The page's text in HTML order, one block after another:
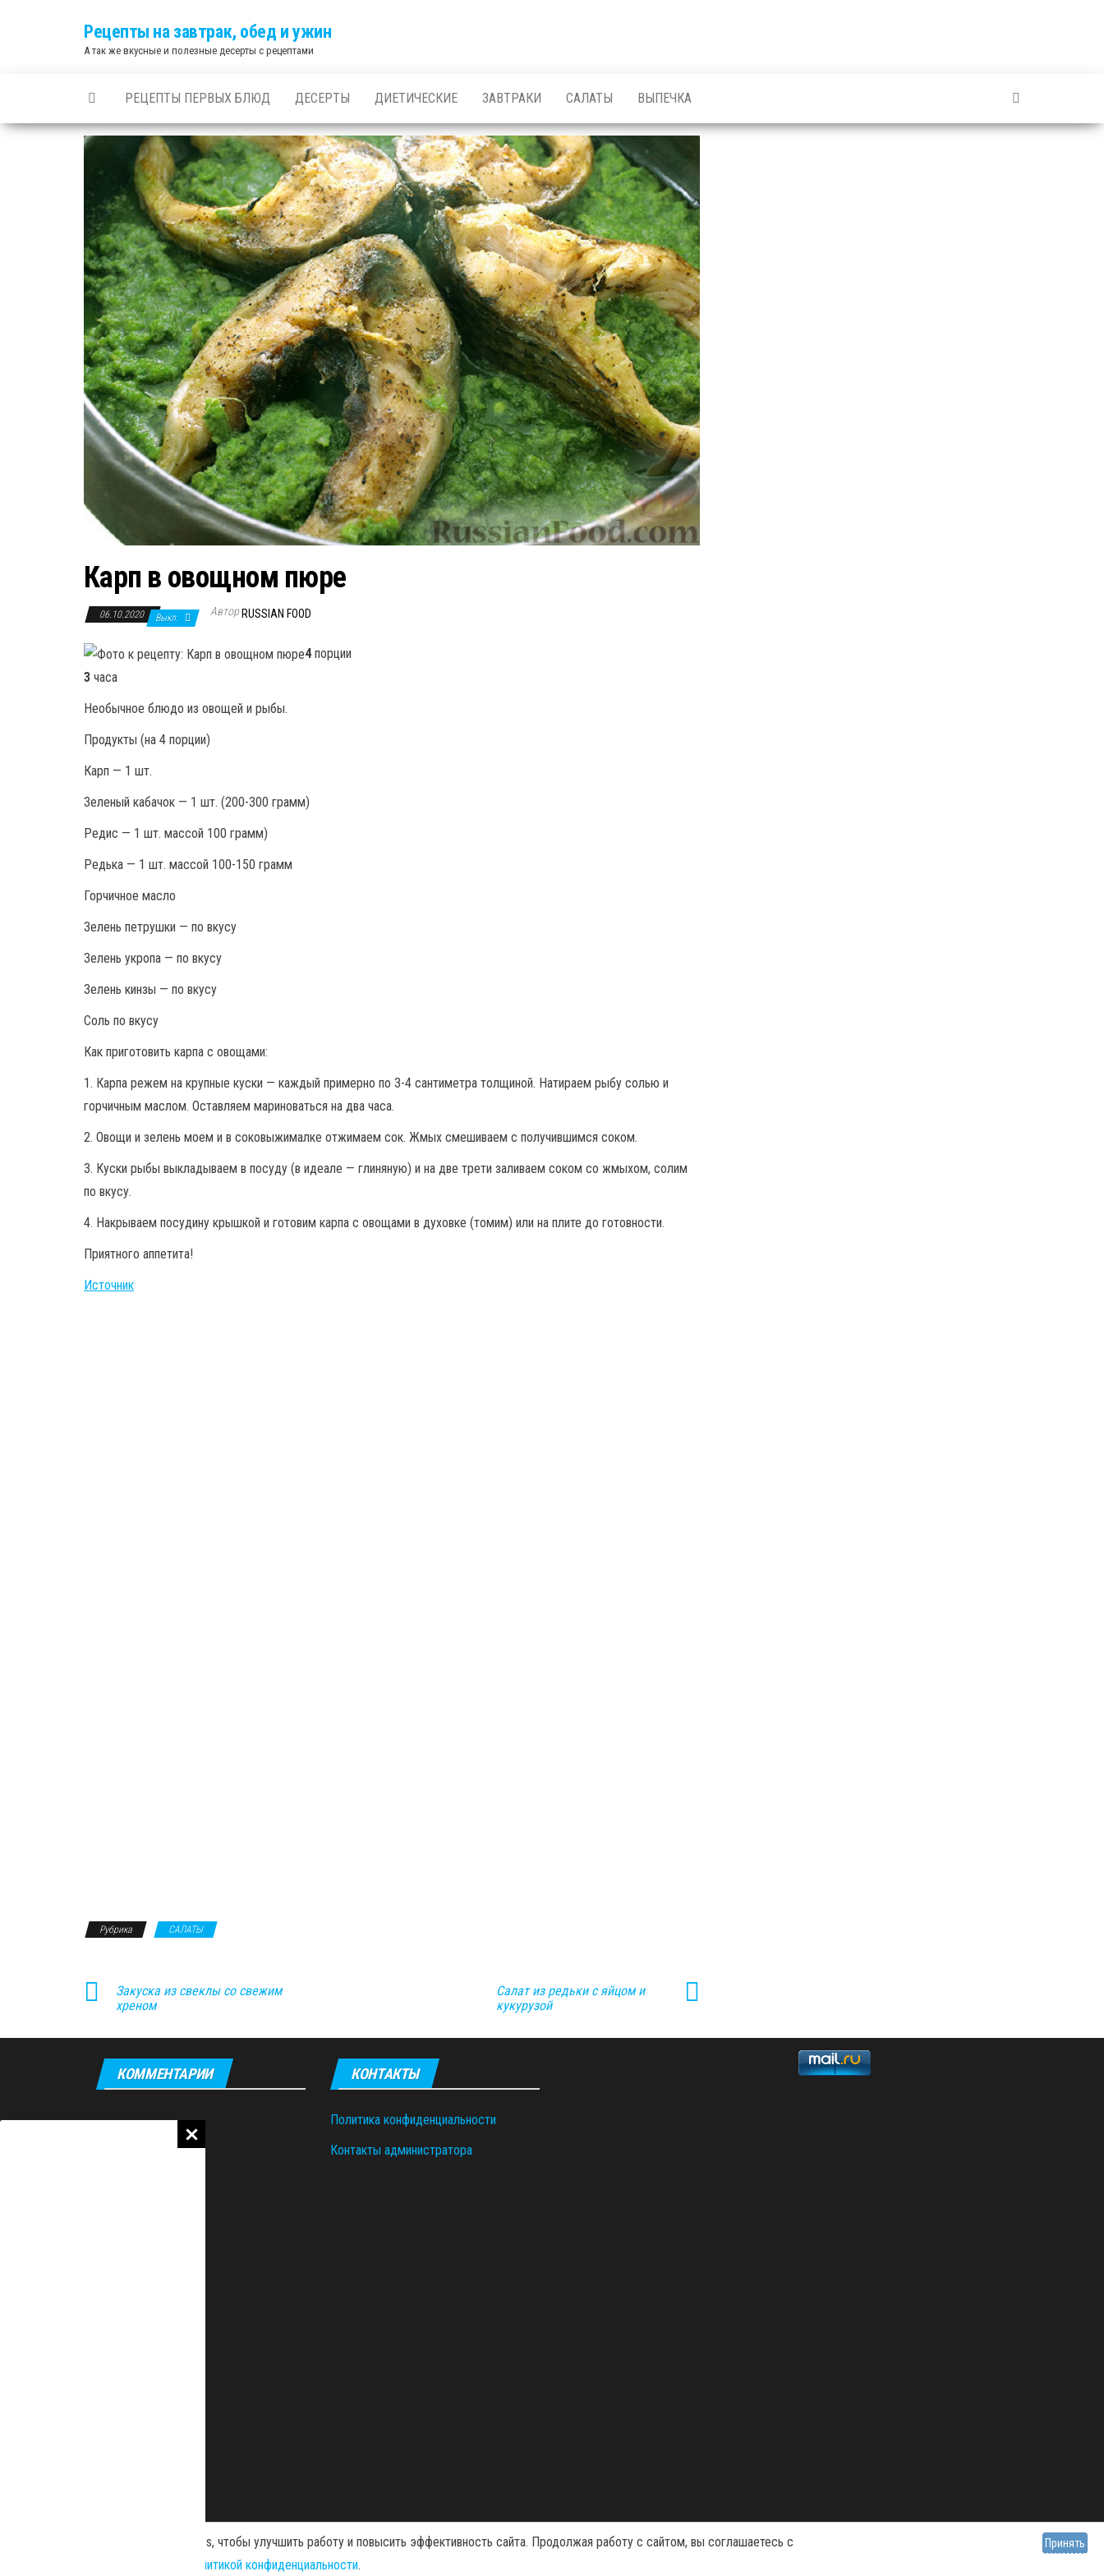
Рецепты на завтрак, обед и ужин
А так же вкусные и полезные десерты с рецептами
РЕЦЕПТЫ ПЕРВЫХ БЛЮД ДЕСЕРТЫ ДИЕТИЧЕСКИЕ ЗАВТРАКИ САЛАТЫ ВЫПЕЧКА
Карп в овощном пюре
06.10.2020 Выкл. Автор RUSSIAN FOOD
4порции
3 часа
Необычное блюдо из овощей и рыбы.
Продукты (на 4 порции)
Карп — 1 шт.
Зеленый кабачок — 1 шт. (200-300 грамм)
Редис — 1 шт. массой 100 грамм)
Редька — 1 шт. массой 100-150 грамм
Горчичное масло
Зелень петрушки — по вкусу
Зелень укропа — по вкусу
Зелень кинзы — по вкусу
Соль по вкусу
Как приготовить карпа с овощами:
1. Карпа режем на крупные куски — каждый примерно по 3-4 сантиметра толщиной. Натираем рыбу солью и
горчичным маслом. Оставляем мариноваться на два часа.
2. Овощи и зелень моем и в соковыжималке отжимаем сок. Жмых смешиваем с получившимся соком.
3. Куски рыбы выкладываем в посуду (в идеале — глиняную) и на две трети заливаем соком со жмыхом, солим
по вкусу.
4. Накрываем посудину крышкой и готовим карпа с овощами в духовке (томим) или на плите до готовности.
Приятного аппетита!
Источник
Рубрика САЛАТЫ
Закуска из свеклы со свежим
хреном
Салат из редьки с яйцом и
кукурузой
КОММЕНТАРИИ КОНТАКТЫ
Политика конфиденциальности
Контакты администратора
Сайт работает наWordPress Тема:Envo Magazine
Наш сайт использует файлы cookies, чтобы улучшить работу и повысить эффективность сайта. Продолжая работу с сайтом, вы соглашаетесь с
политикой конфиденциальности.
Принять